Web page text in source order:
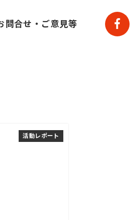
問合せ・ご意見等
活動レポート